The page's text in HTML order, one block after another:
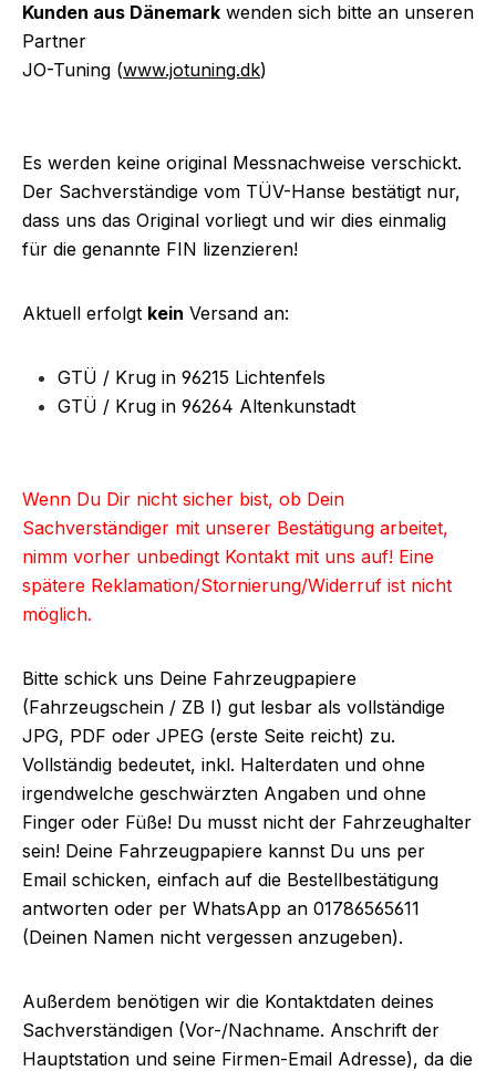
Kunden aus Dänemark wenden sich bitte an unseren
Partner
JO-Tuning (www.jotuning.dk)
Es werden keine original Messnachweise verschickt.
Der Sachverständige vom TÜV-Hanse bestätigt nur,
dass uns das Original vorliegt und wir dies einmalig
für die genannte FIN lizenzieren!
Aktuell erfolgt kein Versand an:
GTÜ / Krug in 96215 Lichtenfels
GTÜ / Krug in 96264 Altenkunstadt
Wenn Du Dir nicht sicher bist, ob Dein
Sachverständiger mit unserer Bestätigung arbeitet,
nimm vorher unbedingt Kontakt mit uns auf! Eine
spätere Reklamation/Stornierung/Widerruf ist nicht
möglich.
Bitte schick uns Deine Fahrzeugpapiere
(Fahrzeugschein / ZB I) gut lesbar als vollständige
JPG, PDF oder JPEG (erste Seite reicht) zu.
Vollständig bedeutet, inkl. Halterdaten und ohne
irgendwelche geschwärzten Angaben und ohne
Finger oder Füße! Du musst nicht der Fahrzeughalter
sein! Deine Fahrzeugpapiere kannst Du uns per
Email schicken, einfach auf die Bestellbestätigung
antworten oder per WhatsApp an 01786565611
(Deinen Namen nicht vergessen anzugeben).
Außerdem benötigen wir die Kontaktdaten deines
Sachverständigen (Vor-/Nachname. Anschrift der
Hauptstation und seine Firmen-Email Adresse), da die